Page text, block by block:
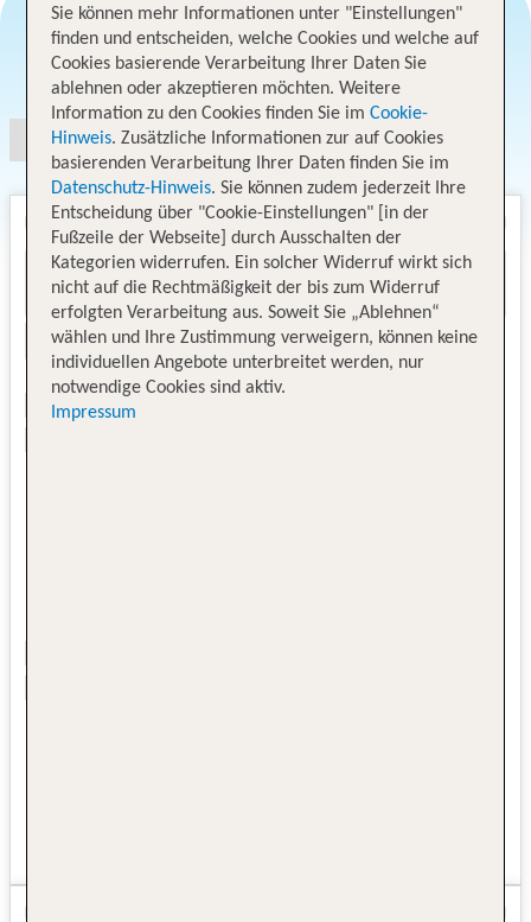
Angebotsauswahl
Sie können mehr Informationen unter "Einstellungen"
finden und entscheiden, welche Cookies und welche auf
Cookies basierende Verarbeitung Ihrer Daten Sie
ablehnen oder akzeptieren möchten. Weitere
Information zu den Cookies finden Sie im Cookie-
Hinweis. Zusätzliche Informationen zur auf Cookies
basierenden Verarbeitung Ihrer Daten finden Sie im
Datenschutz-Hinweis. Sie können zudem jederzeit Ihre
Entscheidung über "Cookie-Einstellungen" [in der
Fußzeile der Webseite] durch Ausschalten der
Kategorien widerrufen. Ein solcher Widerruf wirkt sich
nicht auf die Rechtmäßigkeit der bis zum Widerruf
erfolgten Verarbeitung aus. Soweit Sie „Ablehnen“
wählen und Ihre Zustimmung verweigern, können keine
individuellen Angebote unterbreitet werden, nur
notwendige Cookies sind aktiv.
Impressum